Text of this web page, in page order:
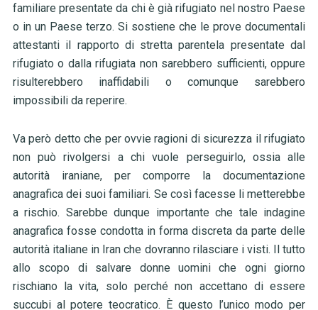
familiare presentate da chi è già rifugiato nel nostro Paese
o in un Paese terzo. Si sostiene che le prove documentali
attestanti il rapporto di stretta parentela presentate dal
rifugiato o dalla rifugiata non sarebbero sufficienti, oppure
risulterebbero inaffidabili o comunque sarebbero
impossibili da reperire.
Va però detto che per ovvie ragioni di sicurezza il rifugiato
non può rivolgersi a chi vuole perseguirlo, ossia alle
autorità iraniane, per comporre la documentazione
anagrafica dei suoi familiari. Se così facesse li metterebbe
a rischio. Sarebbe dunque importante che tale indagine
anagrafica fosse condotta in forma discreta da parte delle
autorità italiane in Iran che dovranno rilasciare i visti. Il tutto
allo scopo di salvare donne uomini che ogni giorno
rischiano la vita, solo perché non accettano di essere
succubi al potere teocratico. È questo l’unico modo per